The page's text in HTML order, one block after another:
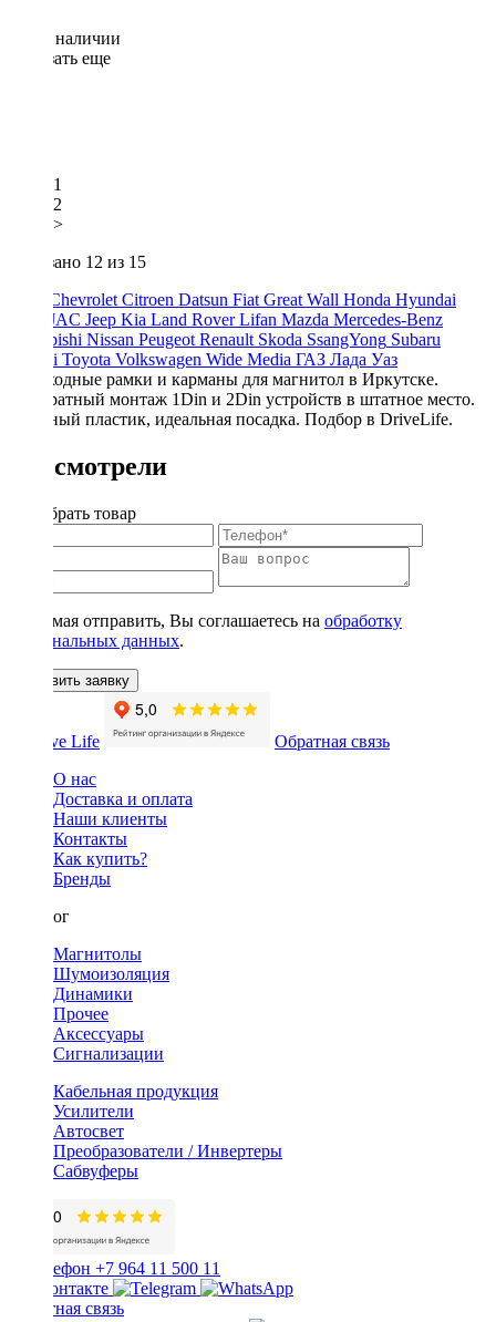
Нет в наличии
Показать еще
1
2
>
Показано 12 из 15
Chevrolet Citroen Datsun Fiat Great Wall Honda Hyundai
JAC Jeep Kia Land Rover Lifan Mazda Mercedes-Benz
Mitsubishi Nissan Peugeot Renault Skoda SsangYong Subaru
Suzuki Toyota Volkswagen Wide Media ГАЗ Лада Уаз
Переходные рамки и карманы для магнитол в Иркутске.
Аккуратный монтаж 1Din и 2Din устройств в штатное место.
Прочный пластик, идеальная посадка. Подбор в DriveLife.
Вы смотрели
Подобрать товар
Нажимая отправить, Вы соглашаетесь на обработку
персональных данных.
Оставить заявку
Обратная связь
О нас
Доставка и оплата
Наши клиенты
Контакты
Как купить?
Бренды
Каталог
Магнитолы
Шумоизоляция
Динамики
Прочее
Аксессуары
Сигнализации
Кабельная продукция
Усилители
Автосвет
Преобразователи / Инвертеры
Сабвуферы
+7 964 11 500 11
Обратная связь